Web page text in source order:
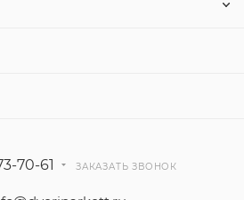
70-61 ЗАКАЗАТЬ ЗВОНОК